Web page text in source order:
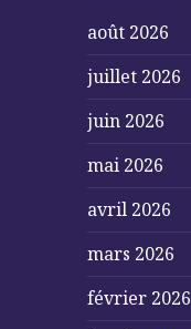
août 2026
juillet 2026
juin 2026
mai 2026
avril 2026
mars 2026
février 2026